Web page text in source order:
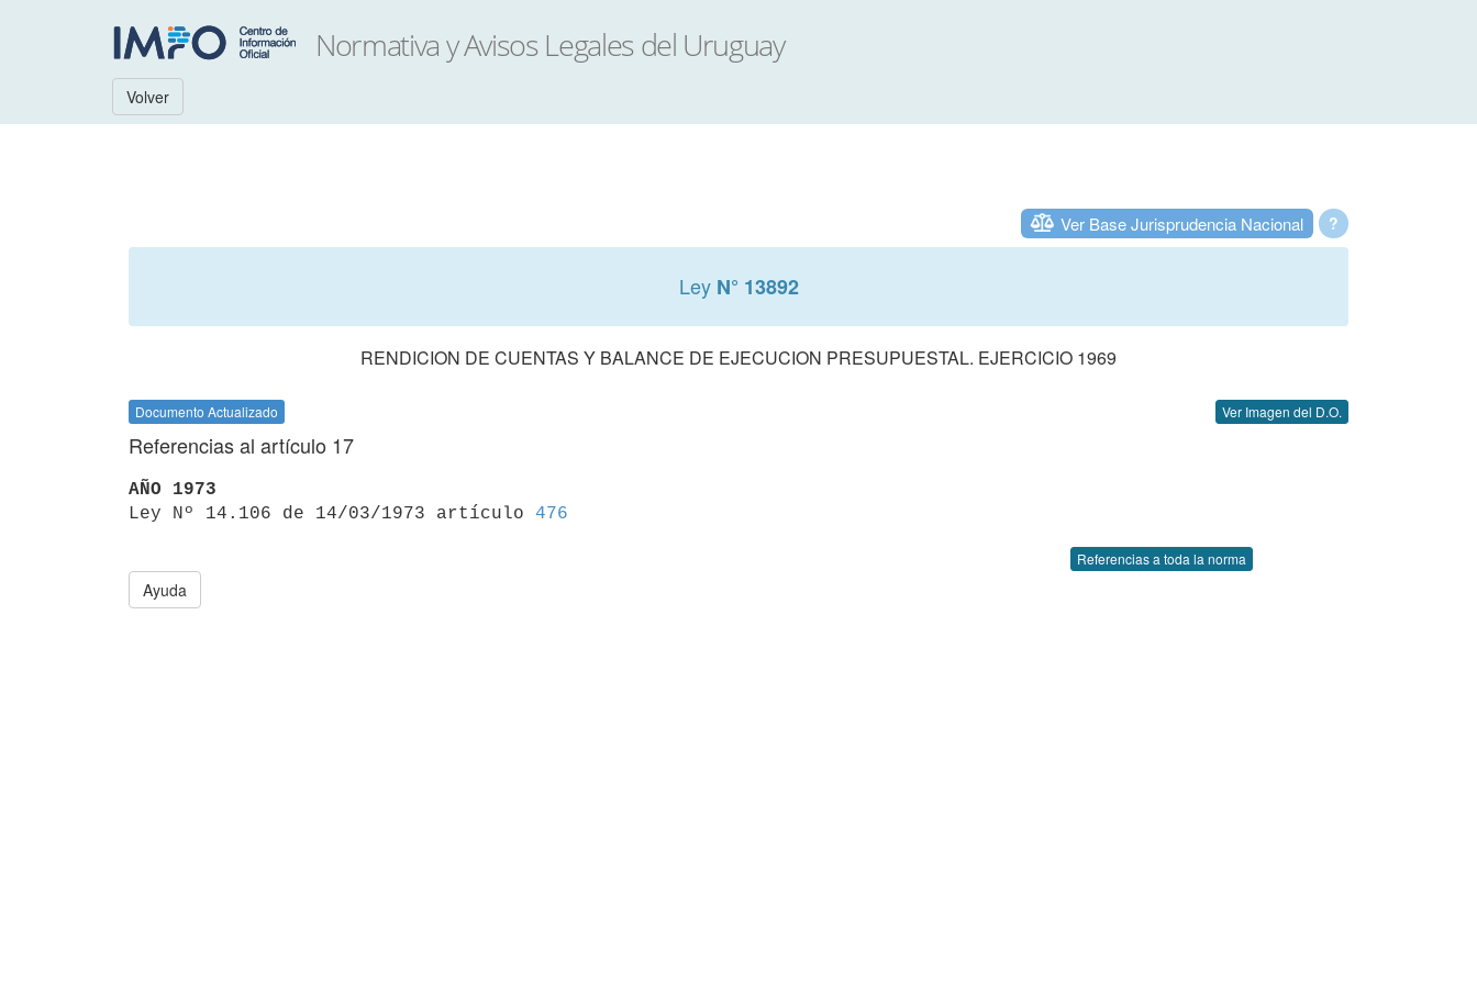
Volver
?
Ver Base Jurisprudencia Nacional
Ley N° 13892
RENDICION DE CUENTAS Y BALANCE DE EJECUCION PRESUPUESTAL. EJERCICIO 1969
Documento Actualizado Ver Imagen del D.O.
Referencias al artículo 17
AÑO 1973
Ley Nº 14.106 de 14/03/1973 artículo 476
Referencias a toda la norma
Ayuda